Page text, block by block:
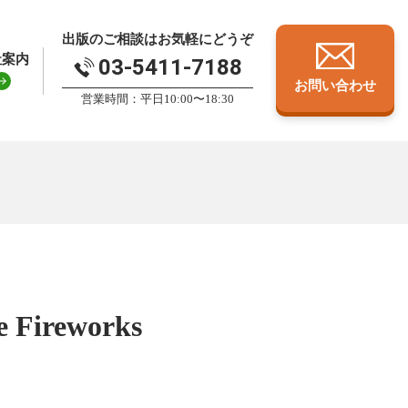
内
出版のご相談はお気軽にどうぞ
03-5411-7188
営業時間：平日10:00〜18:30
お問い合わせ
Fireworks